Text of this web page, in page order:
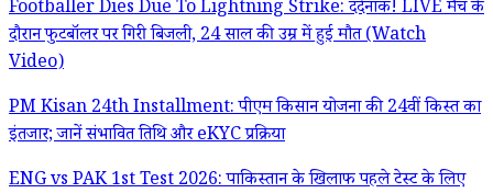
Footballer Dies Due To Lightning Strike: दर्दनाक! LIVE मैच के
दौरान फुटबॉलर पर गिरी बिजली, 24 साल की उम्र में हुई मौत (Watch
Video)
PM Kisan 24th Installment: पीएम किसान योजना की 24वीं किस्त का
इंतजार; जानें संभावित तिथि और eKYC प्रक्रिया
ENG vs PAK 1st Test 2026: पाकिस्तान के खिलाफ पहले टेस्ट के लिए